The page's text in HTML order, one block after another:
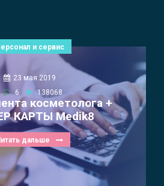
и сервис
23 мая 2019
6
138068
косметолога +
КАРТЫ Medik8
дальше